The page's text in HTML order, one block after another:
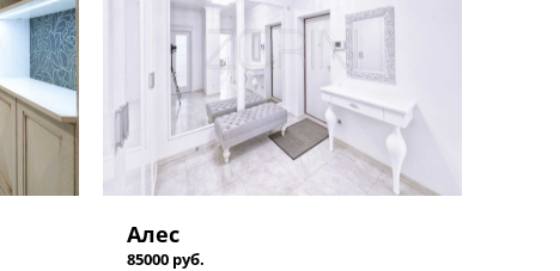
Алес
85000 руб.